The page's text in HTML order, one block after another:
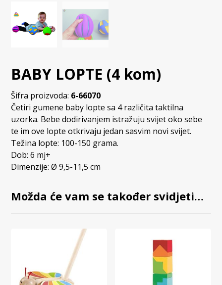
BABY LOPTE (4 kom)
Šifra proizvoda: 6-66070
Četiri gumene baby lopte sa 4 različita taktilna
uzorka. Bebe dodirivanjem istražuju svijet oko sebe
te im ove lopte otkrivaju jedan sasvim novi svijet.
Težina lopte: 100-150 grama.
Dob: 6 mj+
Dimenzije: Ø 9,5-11,5 cm
Možda će vam se također svidjeti…